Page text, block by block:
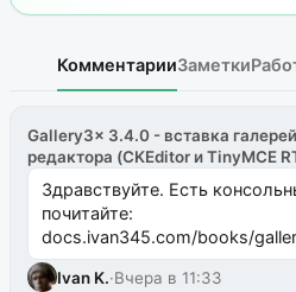
КомментарииЗаметки
Gallery3x 3.4.0 - вставка
редактора (CKEditor и TinyMCE
Здравствуйте. Есть
почитайте:
docs.ivan345.com/books/
ms2galleryphp
Ivan K.·Вчера в 11:33